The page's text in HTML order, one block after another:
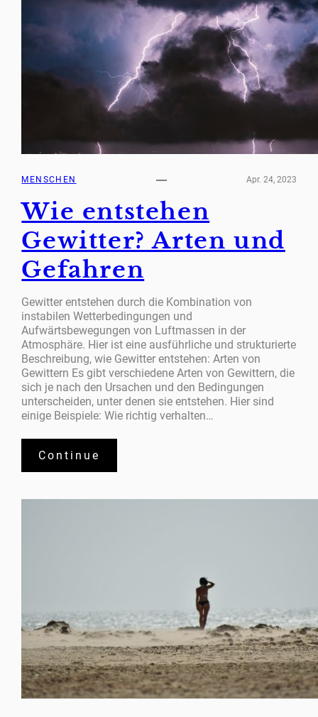
MENSCHEN Apr. 24, 2023
Wie entstehen
Gewitter? Arten und
Gefahren
Gewitter entstehen durch die Kombination von
instabilen Wetterbedingungen und
Aufwärtsbewegungen von Luftmassen in der
Atmosphäre. Hier ist eine ausführliche und strukturierte
Beschreibung, wie Gewitter entstehen: Arten von
Gewittern Es gibt verschiedene Arten von Gewittern, die
sich je nach den Ursachen und den Bedingungen
unterscheiden, unter denen sie entstehen. Hier sind
einige Beispiele: Wie richtig verhalten…
Continue